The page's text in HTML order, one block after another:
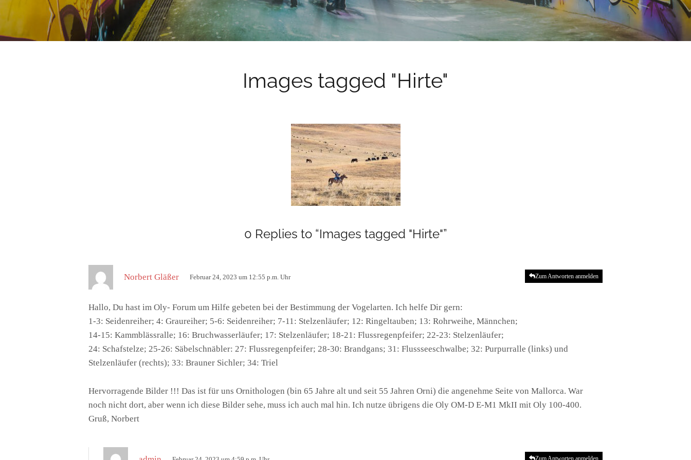
Images tagged "Hirte"
0 Replies to “Images tagged "Hirte"”
Norbert Gläßer
t
:
Februar 24, 2023 um 12:55 p.m. Uhr
Hallo, Du hast im Oly- Forum um Hilfe gebeten bei der Bestimmung der Vogelarten. Ich helfe Dir gern:
1-3: Seidenreiher; 4: Graureiher; 5-6: Seidenreiher; 7-11: Stelzenläufer; 12: Ringeltauben; 13: Rohrweihe, Männchen;
14-15: Kammblässralle; 16: Bruchwasserläufer; 17: Stelzenläufer; 18-21: Flussregenpfeifer; 22-23: Stelzenläufer;
24: Schafstelze; 25-26: Säbelschnäbler: 27: Flussregenpfeifer; 28-30: Brandgans; 31: Flussseeschwalbe; 32: Purpurralle (links) und
Stelzenläufer (rechts); 33: Brauner Sichler; 34: Triel
Hervorragende Bilder !!! Das ist für uns Ornithologen (bin 65 Jahre alt und seit 55 Jahren Orni) die angenehme Seite von Mallorca. War
noch nicht dort, aber wenn ich diese Bilder sehe, muss ich auch mal hin. Ich nutze übrigens die Oly OM-D E-M1 MkII mit Oly 100-400.
Gruß, Norbert
Zum Antworten anmelden
Zum Antworten anmelden